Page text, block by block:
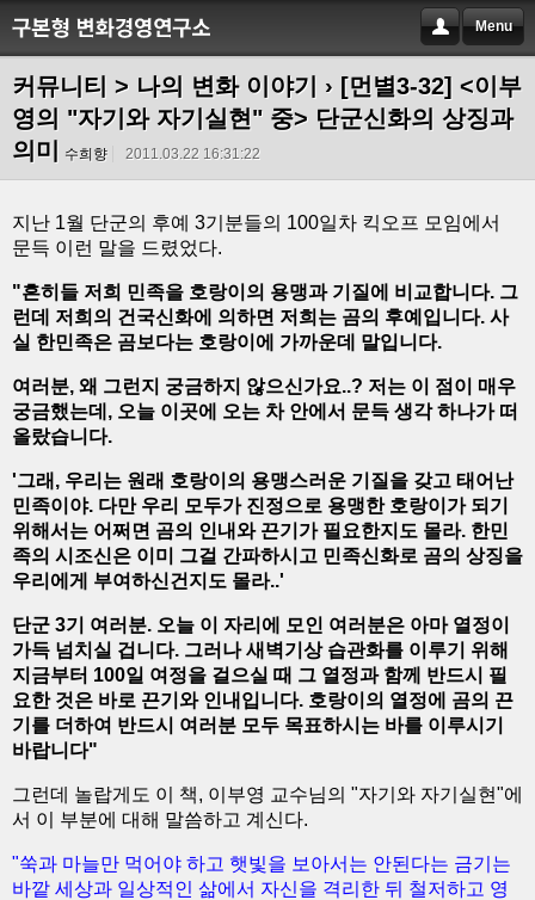
Menu
커뮤니티 > 나의 변화 이야기
› [먼별3-32] <이부
영의 "자기와 자기실현" 중> 단군신화의 상징과
의미
수희향 2011.03.22 16:31:22
지난 1월 단군의 후예 3기분들의 100일차 킥오프 모임에서
문득 이런 말을 드렸었다.
"흔히들 저희 민족을 호랑이의 용맹과 기질에 비교합니다. 그
런데 저희의 건국신화에 의하면 저희는 곰의 후예입니다. 사
실 한민족은 곰보다는 호랑이에 가까운데 말입니다.
여러분, 왜 그런지 궁금하지 않으신가요..? 저는 이 점이 매우
궁금했는데, 오늘 이곳에 오는 차 안에서 문득 생각 하나가 떠
올랐습니다.
'그래, 우리는 원래 호랑이의 용맹스러운 기질을 갖고 태어난
민족이야. 다만 우리 모두가 진정으로 용맹한 호랑이가 되기
위해서는 어쩌면 곰의 인내와 끈기가 필요한지도 몰라. 한민
족의 시조신은 이미 그걸 간파하시고 민족신화로 곰의 상징을
우리에게 부여하신건지도 몰라..'
단군 3기 여러분. 오늘 이 자리에 모인 여러분은 아마 열정이
가득 넘치실 겁니다. 그러나 새벽기상 습관화를 이루기 위해
지금부터 100일 여정을 걸으실 때 그 열정과 함께 반드시 필
요한 것은 바로 끈기와 인내입니다. 호랑이의 열정에 곰의 끈
기를 더하여 반드시 여러분 모두 목표하시는 바를 이루시기
바랍니다"
그런데 놀랍게도 이 책, 이부영 교수님의 "자기와 자기실현"에
서 이 부분에 대해 말씀하고 계신다.
"쑥과 마늘만 먹어야 하고 햇빛을 보아서는 안된다는 금기는
바깥 세상과 일상적인 삶에서 자신을 격리한 뒤 철저하고 영